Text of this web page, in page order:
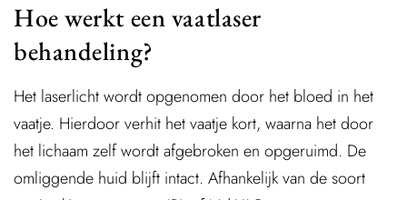
Hoe werkt een vaatlaser
behandeling?
Het laserlicht wordt opgenomen door het bloed in het
vaatje. Hierdoor verhit het vaatje kort, waarna het door
het lichaam zelf wordt afgebroken en opgeruimd. De
omliggende huid blijft intact. Afhankelijk van de soort